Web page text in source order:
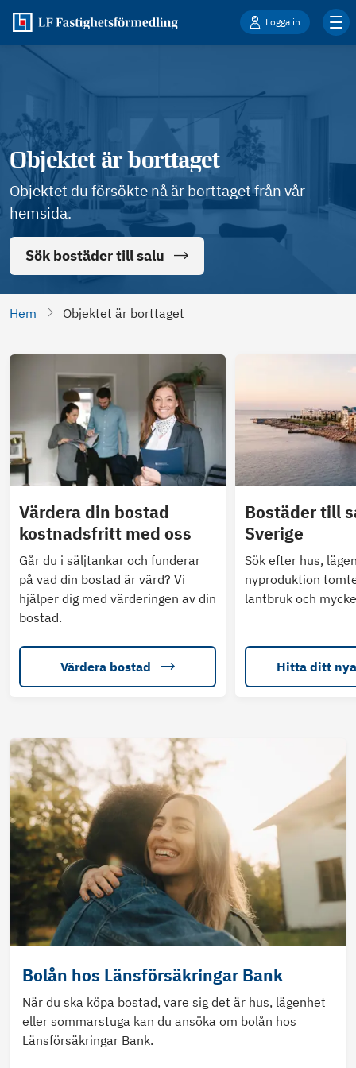
Logga in
Objektet är borttaget
Objektet du försökte nå är borttaget från vår
hemsida.
Sök bostäder till salu
Hem Objektet är borttaget
Värdera din bostad
kostnadsfritt med oss
Går du i säljtankar och funderar
på vad din bostad är värd? Vi
hjälper dig med värderingen av din
bostad.
Värdera bostad
Bostäder till
Sverige
Sök efter hus,
nyproduktion
lantbruk och
Hitta ditt
Bolån hos Länsförsäkringar Bank
När du ska köpa bostad, vare sig det är hus, lägenhet
eller sommarstuga kan du ansöka om bolån hos
Länsförsäkringar Bank.